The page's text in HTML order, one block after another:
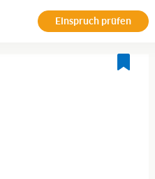
Einspruch prüfen